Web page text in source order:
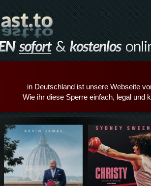
in Deutschland ist unsere Webseite
Wie ihr diese Sperre einfach, legal und
Details,Play Details,Play